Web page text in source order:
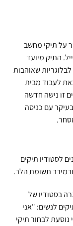
על תיקי מחשב
התיק מיועד
שאוהבות
לעבוד מבית
זו נישה חדשה
עם כניסה
לסטודיו תיקים
תשומת הלב.
בסטודיו של
לנשים: "אני
לבחור תיקי